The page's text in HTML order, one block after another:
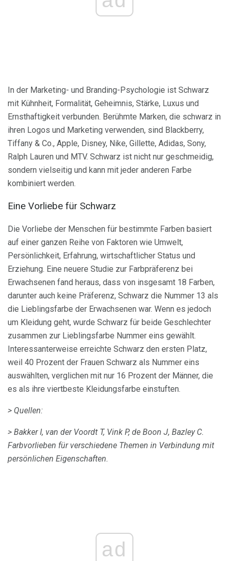
In der Marketing- und Branding-Psychologie ist Schwarz
mit Kühnheit, Formalität, Geheimnis, Stärke, Luxus und
Ernsthaftigkeit verbunden. Berühmte Marken, die schwarz in
ihren Logos und Marketing verwenden, sind Blackberry,
Tiffany & Co., Apple, Disney, Nike, Gillette, Adidas, Sony,
Ralph Lauren und MTV. Schwarz ist nicht nur geschmeidig,
sondern vielseitig und kann mit jeder anderen Farbe
kombiniert werden.
Eine Vorliebe für Schwarz
Die Vorliebe der Menschen für bestimmte Farben basiert
auf einer ganzen Reihe von Faktoren wie Umwelt,
Persönlichkeit, Erfahrung, wirtschaftlicher Status und
Erziehung. Eine neuere Studie zur Farbpräferenz bei
Erwachsenen fand heraus, dass von insgesamt 18 Farben,
darunter auch keine Präferenz, Schwarz die Nummer 13 als
die Lieblingsfarbe der Erwachsenen war. Wenn es jedoch
um Kleidung geht, wurde Schwarz für beide Geschlechter
zusammen zur Lieblingsfarbe Nummer eins gewählt.
Interessanterweise erreichte Schwarz den ersten Platz,
weil 40 Prozent der Frauen Schwarz als Nummer eins
auswählten, verglichen mit nur 16 Prozent der Männer, die
es als ihre viertbeste Kleidungsfarbe einstuften.
> Quellen:
> Bakker I, van der Voordt T, Vink P, de Boon J, Bazley C.
Farbvorlieben für verschiedene Themen in Verbindung mit
persönlichen Eigenschaften.
ad